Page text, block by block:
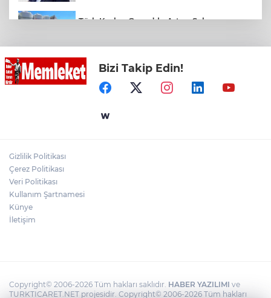
Türk Kızılay Gazze’de Artan Salgın
Konya Selçuklu'da yollar yenileniyor
Bizi Takip Edin!
Gizlilik Politikası
Çerez Politikası
Veri Politikası
Kullanım Şartnamesi
Künye
İletişim
Copyright© 2006-2026 Tüm hakları saklıdır. HABER YAZILIMI ve
TURKTICARET.NET projesidir. Copyright© 2006-2026 Tüm hakları